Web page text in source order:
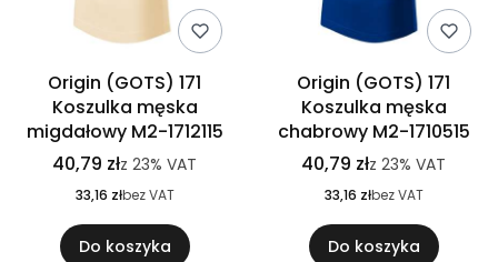
Origin (GOTS) 171
Koszulka męska
migdałowy M2-1712115
40,79 złz 23% VAT
33,16 złbez VAT
Do koszyka
Origin (GOTS) 171
Koszulka męska
chabrowy M2-1710515
40,79 złz 23% VAT
33,16 złbez VAT
Do koszyka